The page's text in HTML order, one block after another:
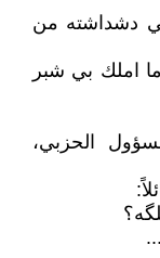
دشداشته من
املك بي شبر
الحزبي،